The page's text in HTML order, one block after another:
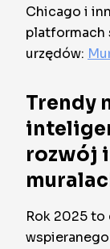
Chicago i
platformach
urzędów:
Trendy
rozwój
Rok 2025 to